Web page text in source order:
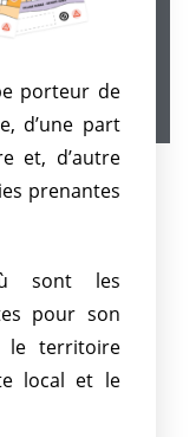
porteur de
d’une part
et, d’autre
prenantes
sont les
pour son
le territoire
local et le